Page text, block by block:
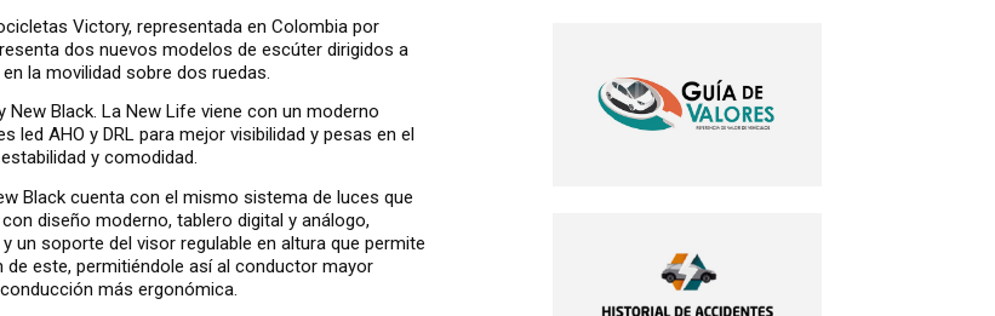
Victory, representada en Colombia por
dos nuevos modelos de escúter dirigidos a
la movilidad sobre dos ruedas.
New Black. La New Life viene con un moderno
led AHO y DRL para mejor visibilidad y pesas en el
y comodidad.
Black cuenta con el mismo sistema de luces que
diseño moderno, tablero digital y análogo,
un soporte del visor regulable en altura que permite
de este, permitiéndole así al conductor mayor
más ergonómica.